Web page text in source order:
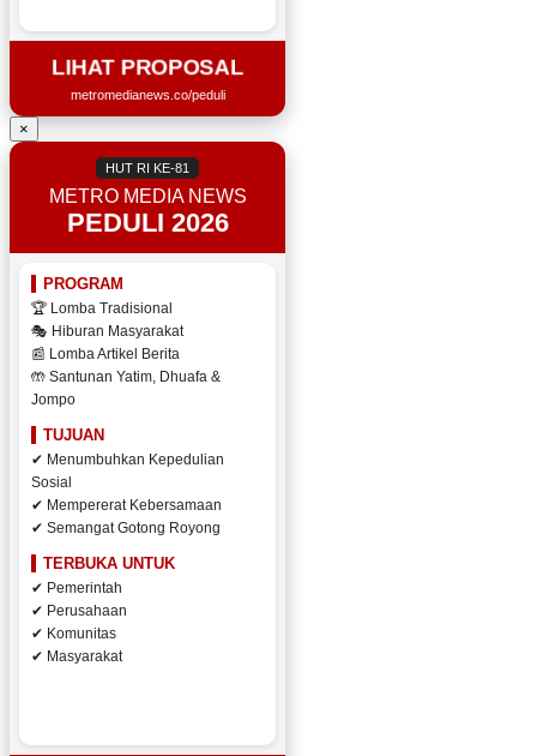
LIHAT PROPOSAL
metromedianews.co/peduli
×
HUT RI KE-81
METRO MEDIA NEWS
PEDULI 2026
PROGRAM
🏆 Lomba Tradisional
🎭 Hiburan Masyarakat
📰 Lomba Artikel Berita
🤲 Santunan Yatim, Dhuafa &
Jompo
TUJUAN
✔ Menumbuhkan Kepedulian
Sosial
✔ Mempererat Kebersamaan
✔ Semangat Gotong Royong
TERBUKA UNTUK
✔ Pemerintah
✔ Perusahaan
✔ Komunitas
✔ Masyarakat